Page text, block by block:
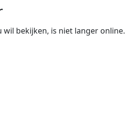
bekijken, is niet langer online.